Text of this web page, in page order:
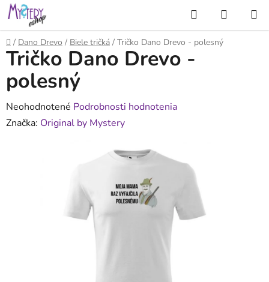
Prejsť
na
obsah
Hľadať
KOŠÍK
Domov
/ Dano Drevo / Biele tričká / Tričko Dano Drevo - polesný
Tričko Dano Drevo -
polesný
Priemerné
hodnotenie
Neohodnotené Podrobnosti hodnotenia
Značka: Original by Mystery